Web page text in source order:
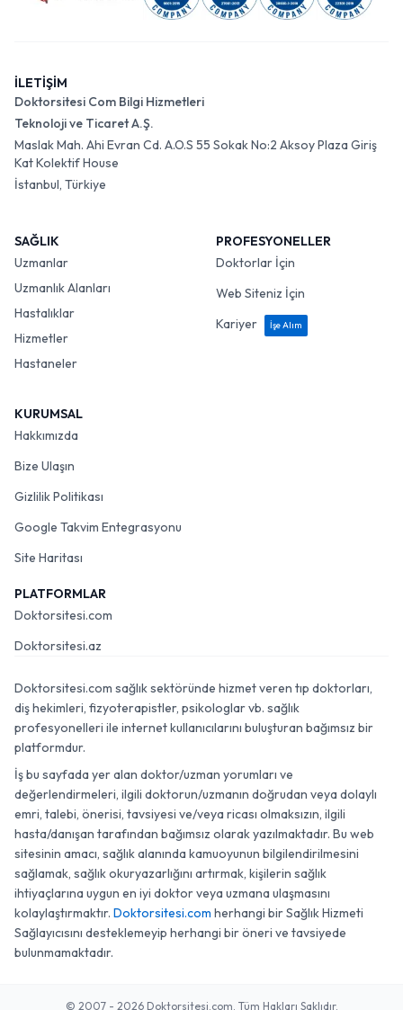
İLETİŞİM
Doktorsitesi Com Bilgi Hizmetleri
Teknoloji ve Ticaret A.Ş.
Maslak Mah. Ahi Evran Cd. A.O.S 55 Sokak No:2 Aksoy Plaza Giriş
Kat Kolektif House
İstanbul, Türkiye
SAĞLIK
Uzmanlar
Uzmanlık Alanları
Hastalıklar
Hizmetler
Hastaneler
PROFESYONELLER
Doktorlar İçin
Web Siteniz İçin
Kariyer
İşe Alım
KURUMSAL
Hakkımızda
Bize Ulaşın
Gizlilik Politikası
Google Takvim Entegrasyonu
Site Haritası
PLATFORMLAR
Doktorsitesi.com
Doktorsitesi.az
Doktorsitesi.com sağlık sektöründe hizmet veren tıp doktorları,
diş hekimleri, fizyoterapistler, psikologlar vb. sağlık
profesyonelleri ile internet kullanıcılarını buluşturan bağımsız bir
platformdur.
İş bu sayfada yer alan doktor/uzman yorumları ve
değerlendirmeleri, ilgili doktorun/uzmanın doğrudan veya dolaylı
emri, talebi, önerisi, tavsiyesi ve/veya ricası olmaksızın, ilgili
hasta/danışan tarafından bağımsız olarak yazılmaktadır. Bu web
sitesinin amacı, sağlık alanında kamuoyunun bilgilendirilmesini
sağlamak, sağlık okuryazarlığını artırmak, kişilerin sağlık
ihtiyaçlarına uygun en iyi doktor veya uzmana ulaşmasını
kolaylaştırmaktır. Doktorsitesi.com herhangi bir Sağlık Hizmeti
Sağlayıcısını desteklemeyip herhangi bir öneri ve tavsiyede
bulunmamaktadır.
© 2007 - 2026 Doktorsitesi.com. Tüm Hakları Saklıdır.